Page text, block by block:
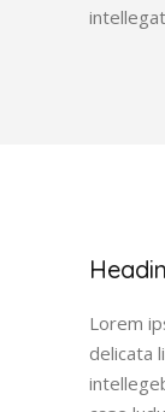
Lorem
delicata